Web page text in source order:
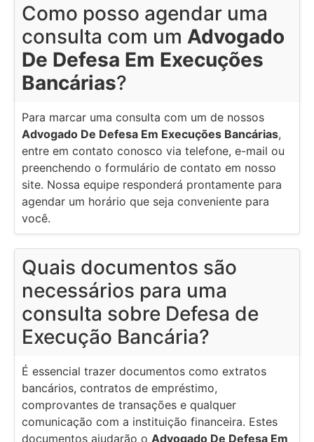
Como posso agendar uma
consulta com um Advogado
De Defesa Em Execuções
Bancárias?
Para marcar uma consulta com um de nossos
Advogado De Defesa Em Execuções Bancárias,
entre em contato conosco via telefone, e-mail ou
preenchendo o formulário de contato em nosso
site. Nossa equipe responderá prontamente para
agendar um horário que seja conveniente para
você.
Quais documentos são
necessários para uma
consulta sobre Defesa de
Execução Bancária?
É essencial trazer documentos como extratos
bancários, contratos de empréstimo,
comprovantes de transações e qualquer
comunicação com a instituição financeira. Estes
documentos ajudarão o Advogado De Defesa Em